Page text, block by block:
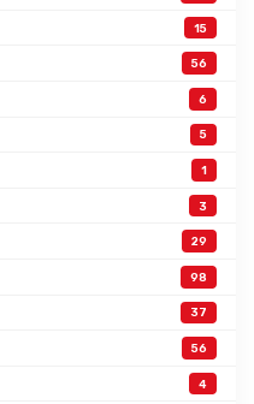
15
56
6
5
1
3
29
98
37
56
4